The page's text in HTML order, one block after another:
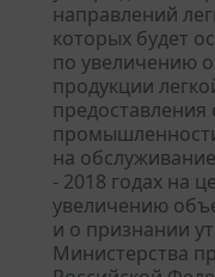
направлений
которых будет
по увеличению
продукции
предоставления
на
- 2018 годах на
увеличению
и о признании
Министерства